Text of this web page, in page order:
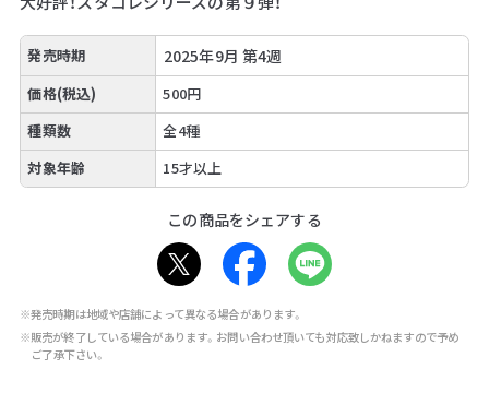
発売時期 2025年9月 第4週
価格(税込)
500円
種類数
全4種
対象年齢
15才以上
この商品をシェアする
※発売時期は地域や店舗によって異なる場合があります。
※販売が終了している場合があります。お問い合わせ頂いても対応致しかねますので予め
ご了承下さい。